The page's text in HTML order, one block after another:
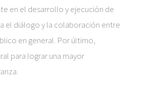
en el desarrollo y ejecución de
el diálogo y la colaboración entre
en general. Por último,
para lograr una mayor